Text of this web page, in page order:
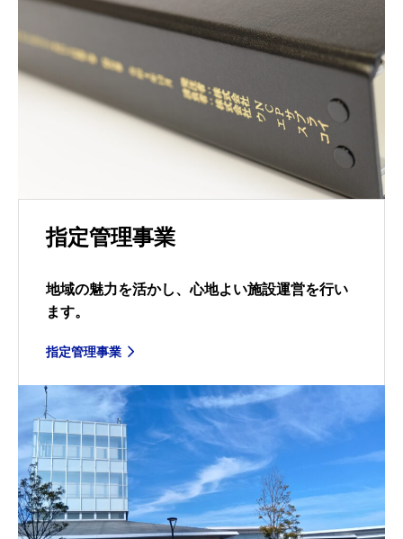
指定管理事業
地域の魅力を活かし、心地よい施設運営を行い
ます。
指定管理事業